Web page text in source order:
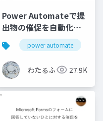
Power Automateで提
出物の催促を自動化し
た話
power automate
わたるふ 27.9K